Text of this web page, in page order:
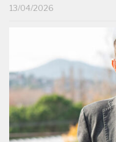
13/04/2026